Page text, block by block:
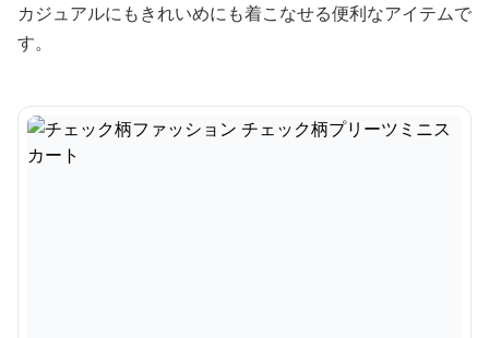
カジュアルにもきれいめにも着こなせる便利なアイテムで
す。